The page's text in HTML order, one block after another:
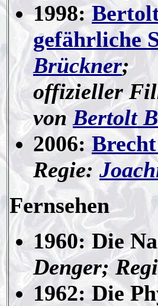
1998:
gefährliche
Brückner;
offizieller
von Bertolt
2006: Brecht
Regie:
Fernsehen
1960: Die
Denger;
1962: Die